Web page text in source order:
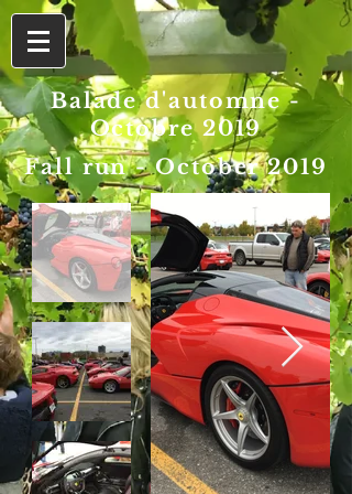
Balade d'automne -
Octobre 2019
Fall run - October 2019